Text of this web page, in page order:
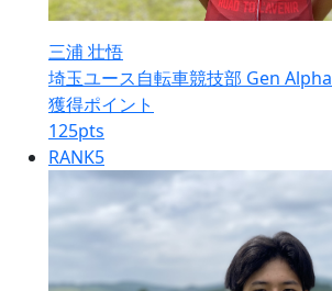
三浦 壮悟
埼玉ユース自転車競技部 Gen Alpha
獲得ポイント
125pts
RANK5